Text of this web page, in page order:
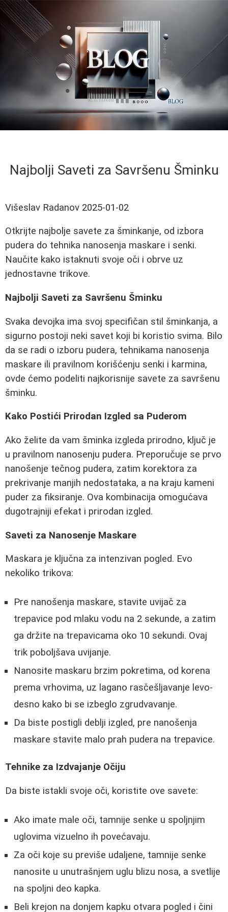
Najbolji Saveti za Savršenu Šminku
Višeslav Radanov 2025-01-02
Otkrijte najbolje savete za šminkanje, od izbora
pudera do tehnika nanosenja maskare i senki.
Naučite kako istaknuti svoje oči i obrve uz
jednostavne trikove.
Najbolji Saveti za Savršenu Šminku
Svaka devojka ima svoj specifičan stil šminkanja, a
sigurno postoji neki savet koji bi koristio svima. Bilo
da se radi o izboru pudera, tehnikama nanosenja
maskare ili pravilnom korišćenju senki i karmina,
ovde ćemo podeliti najkorisnije savete za savršenu
šminku.
Kako Postići Prirodan Izgled sa Puderom
Ako želite da vam šminka izgleda prirodno, ključ je
u pravilnom nanosenju pudera. Preporučuje se prvo
nanošenje tečnog pudera, zatim korektora za
prekrivanje manjih nedostataka, a na kraju kameni
puder za fiksiranje. Ova kombinacija omogućava
dugotrajniji efekat i prirodan izgled.
Saveti za Nanosenje Maskare
Maskara je ključna za intenzivan pogled. Evo
nekoliko trikova:
Pre nanošenja maskare, stavite uvijač za
trepavice pod mlaku vodu na 2 sekunde, a zatim
ga držite na trepavicama oko 10 sekundi. Ovaj
trik poboljšava uvijanje.
Nanosite maskaru brzim pokretima, od korena
prema vrhovima, uz lagano rasčešljavanje levo-
desno kako bi se izbeglo zgrudvavanje.
Da biste postigli deblji izgled, pre nanošenja
maskare stavite malo prah pudera na trepavice.
Tehnike za Izdvajanje Očiju
Da biste istakli svoje oči, koristite ove savete:
Ako imate male oči, tamnije senke u spoljnjim
uglovima vizuelno ih povećavaju.
Za oči koje su previše udaljene, tamnije senke
nanosite u unutrašnjem uglu blizu nosa, a svetlije
na spoljni deo kapka.
Beli krejon na donjem kapku otvara pogled i čini